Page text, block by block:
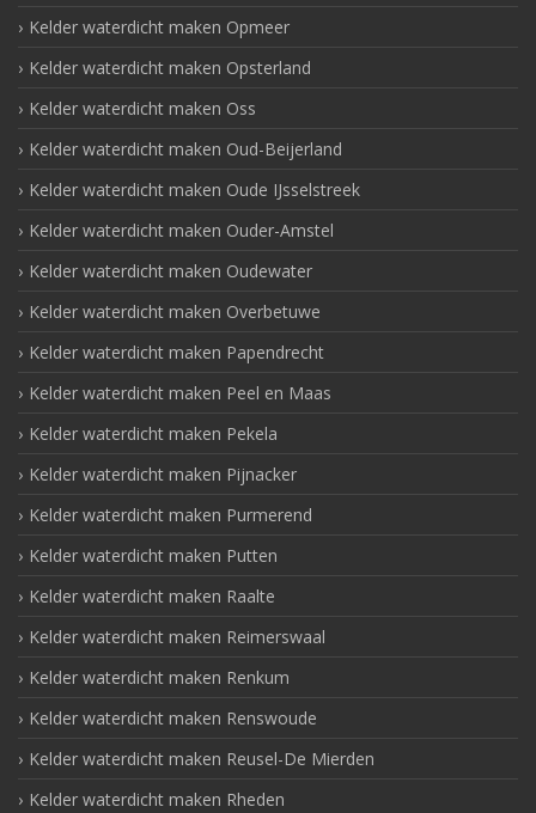
Kelder waterdicht maken Opmeer
Kelder waterdicht maken Opsterland
Kelder waterdicht maken Oss
Kelder waterdicht maken Oud-Beijerland
Kelder waterdicht maken Oude IJsselstreek
Kelder waterdicht maken Ouder-Amstel
Kelder waterdicht maken Oudewater
Kelder waterdicht maken Overbetuwe
Kelder waterdicht maken Papendrecht
Kelder waterdicht maken Peel en Maas
Kelder waterdicht maken Pekela
Kelder waterdicht maken Pijnacker
Kelder waterdicht maken Purmerend
Kelder waterdicht maken Putten
Kelder waterdicht maken Raalte
Kelder waterdicht maken Reimerswaal
Kelder waterdicht maken Renkum
Kelder waterdicht maken Renswoude
Kelder waterdicht maken Reusel-De Mierden
Kelder waterdicht maken Rheden